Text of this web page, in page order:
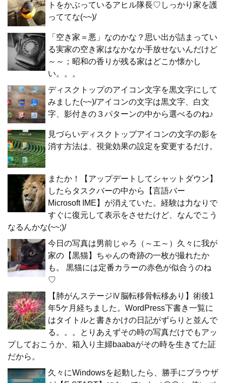
トをかぶっているアヒル隊長♡しっかり家を護
っててな(~~)/
「空き家＝悪」なのかな？思い出が詰まってい
る実家の空き家はなかなか手放せないんだけど
～～；昭和の香りが残る家はどこか懐かし
い。。。
ディスクトップのアイコン文字を黒文字にして
みました(~~)/アイコンの文字は黒文字、白文
字、影付きの３パターンの中から選べるのね♪
見づらいディスクトップアイコンの文字の影を
消す方法は、視覚効果の設定を変更するだけ。
またか！【アップデートしてシャットダウン】
したらタスクバーの中から【言語バー
Microsoft IME】が消えていた。経験は力なりで
すぐに復元して表示をさせたけど、なんでこう
なるんかな(~~;)/
今日の写真は男前じゃろ（～エ～）久々に我が
家の【黒猫】ちゃんの奇跡の一枚が撮れたか
も。 黒猫には定番カラーの赤色が似合うのね
♡
【肺がんステージⅣ脳転移骨転移あり】術後1
年5ケ月経ちました。WordPress下書き一覧に
はタイトルと書きかけの日記がずらりと並んで
る。。。とりあえずその時の写真だけでもアッ
プしておこうか、箱入り主婦baabaがその時を生きてた証
だから。
久々にWindowsを起動したら、勝手にブラウザ